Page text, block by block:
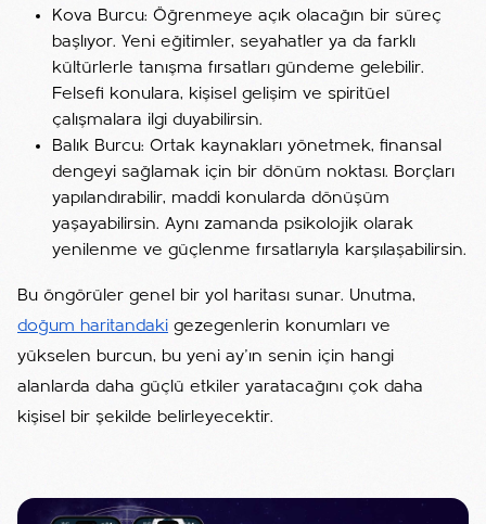
Kova Burcu: Öğrenmeye açık olacağın bir süreç
başlıyor. Yeni eğitimler, seyahatler ya da farklı
kültürlerle tanışma fırsatları gündeme gelebilir.
Felsefi konulara, kişisel gelişim ve spiritüel
çalışmalara ilgi duyabilirsin.
Balık Burcu: Ortak kaynakları yönetmek, finansal
dengeyi sağlamak için bir dönüm noktası. Borçları
yapılandırabilir, maddi konularda dönüşüm
yaşayabilirsin. Aynı zamanda psikolojik olarak
yenilenme ve güçlenme fırsatlarıyla karşılaşabilirsin.
Bu öngörüler genel bir yol haritası sunar. Unutma,
doğum haritandaki gezegenlerin konumları ve
yükselen burcun, bu yeni ay’ın senin için hangi
alanlarda daha güçlü etkiler yaratacağını çok daha
kişisel bir şekilde belirleyecektir.